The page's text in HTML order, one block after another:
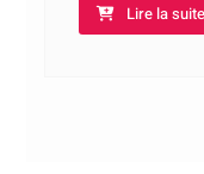
22,00€.
Lire la suite